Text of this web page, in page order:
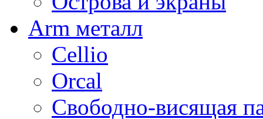
Arm металл
Cellio
Orcal
Свободно-висящая